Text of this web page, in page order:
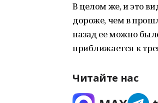
В целом же, и это
дороже, чем в
назад ее можно
приближается к
Читайте нас